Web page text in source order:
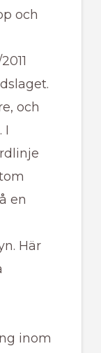
och
och
I
en
Här
inom